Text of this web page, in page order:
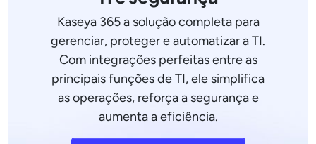
Kaseya 365 a solução completa para
gerenciar, proteger e automatizar a TI.
Com integrações perfeitas entre as
principais funções de TI, ele simplifica
as operações, reforça a segurança e
aumenta a eficiência.